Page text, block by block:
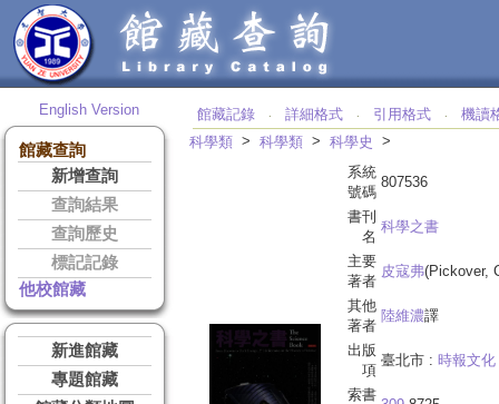
English Version
館藏查詢
新增查詢
查詢結果
查詢歷史
標記記錄
他校館藏
新進館藏
專題館藏
館藏記錄 ‧ 詳細格式 ‧ 引用格式 ‧
機讀
科學類 > 科學類 > 科學史
>
系統
號碼
807536
書刊
名
科學之書
主要
著者
皮寇弗(Pickover,
其他
著者
陸維濃譯
出版
項
臺北市 : 時報文化
索書